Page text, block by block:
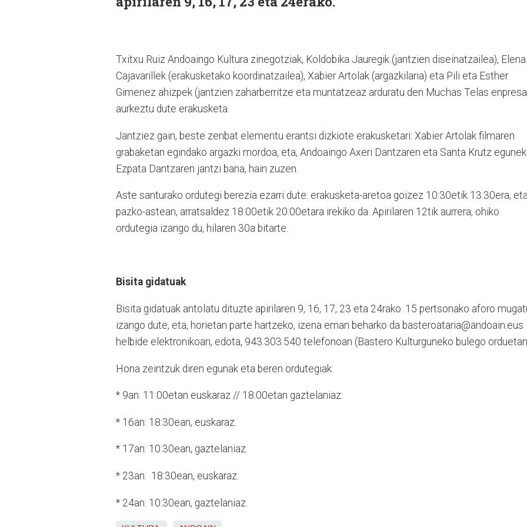
Txitxu Ruiz Andoaingo Kultura zinegotziak, Koldobika Jauregik (jantzien diseinatzailea), Elena
Cajavarillek (erakusketako koordinatzailea), Xabier Artolak (argazkilaria) eta Pili eta Esther
Gimenez ahizpek (jantzien zaharberritze eta muntatzeaz arduratu den Muchas Telas
aurkeztu dute erakusketa.
Jantziez gain, beste zenbat elementu erantsi dizkiote erakusketari: Xabier Artolak filmaren
grabaketan egindako argazki mordoa, eta, Andoaingo Axeri Dantzaren eta Santa Krutz
Ezpata Dantzaren jantzi bana, hain zuzen.
Aste santurako ordutegi berezia ezarri dute: erakusketa-aretoa goizez 10:30etik 13:30era, eta
pazko-astean, arratsaldez 18:00etik 20:00etara irekiko da. Apirilaren 12tik aurrera, ohiko
ordutegia izango du, hilaren 30a bitarte.
Bisita gidatuak
Bisita gidatuak antolatu dituzte apirilaren 9, 16, 17, 23 eta 24rako. 15 pertsonako aforo
izango dute, eta, horietan parte hartzeko, izena eman beharko da basteroataria@andoain.eus
helbide elektronikoan, edota, 943.303.540 telefonoan (Bastero Kulturguneko bulego
Hona zeintzuk diren egunak eta beren ordutegiak:
* 9an: 11:00etan euskaraz // 18:00etan gaztelaniaz.
* 16an: 18:30ean, euskaraz.
* 17an: 10:30ean, gaztelaniaz.
* 23an: 18:30ean, euskaraz.
* 24an: 10:30ean, gaztelaniaz.